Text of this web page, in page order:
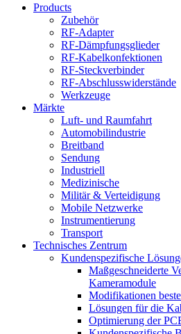
Products
Zubehör
RF-Adapter
RF-Dämpfungsglieder
RF-Kabelkonfektionen
RF-Steckverbinder
RF-Abschlusswiderstände
Werkzeuge
Märkte
Luft- und Raumfahrt
Automobilindustrie
Breitband
Sendung
Industriell
Medizinische
Militär & Verteidigung
Mobile Netzwerke
Instrumentierung
Transport
Technisches Zentrum
Kundenspezifische
Maßgeschneiderte
Kameramodule
Modifikationen
Lösungen für die
Optimierung der